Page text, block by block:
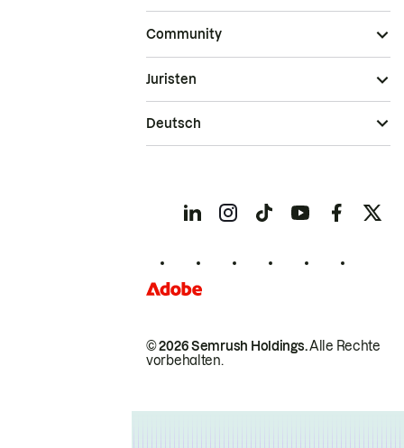
Community
© 2026 Semrush Holdings.Alle Rechte
vorbehalten.
Juristen
Deutsch